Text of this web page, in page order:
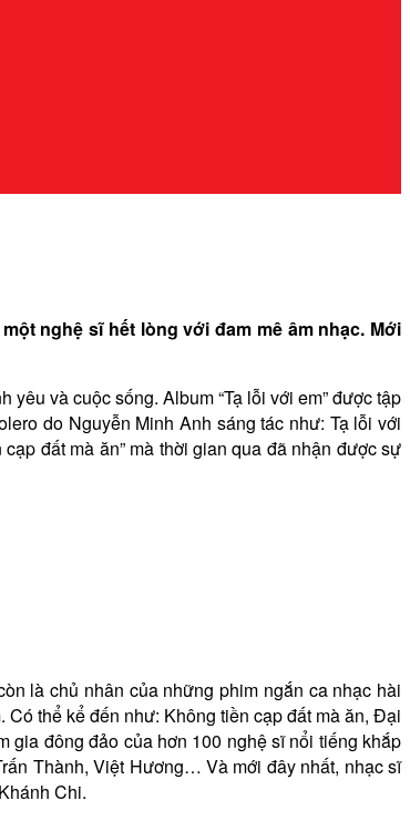
nghệ sĩ hết lòng với đam mê âm nhạc. Mới
và cuộc sống. Album “Tạ lỗi với em” được tập
do Nguyễn Minh Anh sáng tác như: Tạ lỗi với
đất mà ăn” mà thời gian qua đã nhận được sự
là chủ nhân của những phim ngắn ca nhạc hài
thể kể đến như: Không tiền cạp đất mà ăn, Đại
đông đảo của hơn 100 nghệ sĩ nổi tiếng khắp
Thành, Việt Hương… Và mới đây nhất, nhạc sĩ
Chi.